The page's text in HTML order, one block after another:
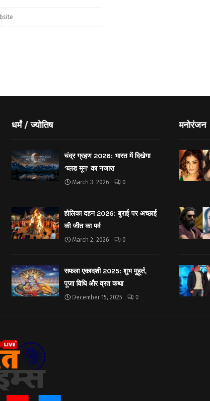
धर्मं / ज्योतिष
चंद्र ग्रहण 2026: भारत में दिखेगा
‘ब्लड मून’ का नजारा
March 3, 2026 0
होलिका दहन 2026: बुराई पर अच्छाई
की जीत का पर्व
March 2, 2026 0
सफला एकादशी 2025: शुभ मुहूर्त,
पूजा विधि और व्रत कथा
December 15, 2025 0
मनोरंजन